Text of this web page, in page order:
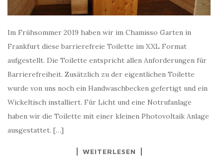
Im Frühsommer 2019 haben wir im Chamisso Garten in
Frankfurt diese barrierefreie Toilette im XXL Format
aufgestellt. Die Toilette entspricht allen Anforderungen für
Barrierefreiheit. Zusätzlich zu der eigentlichen Toilette
wurde von uns noch ein Handwaschbecken gefertigt und ein
Wickeltisch installiert. Für Licht und eine Notrufanlage
haben wir die Toilette mit einer kleinen Photovoltaik Anlage
ausgestattet. […]
WEITERLESEN